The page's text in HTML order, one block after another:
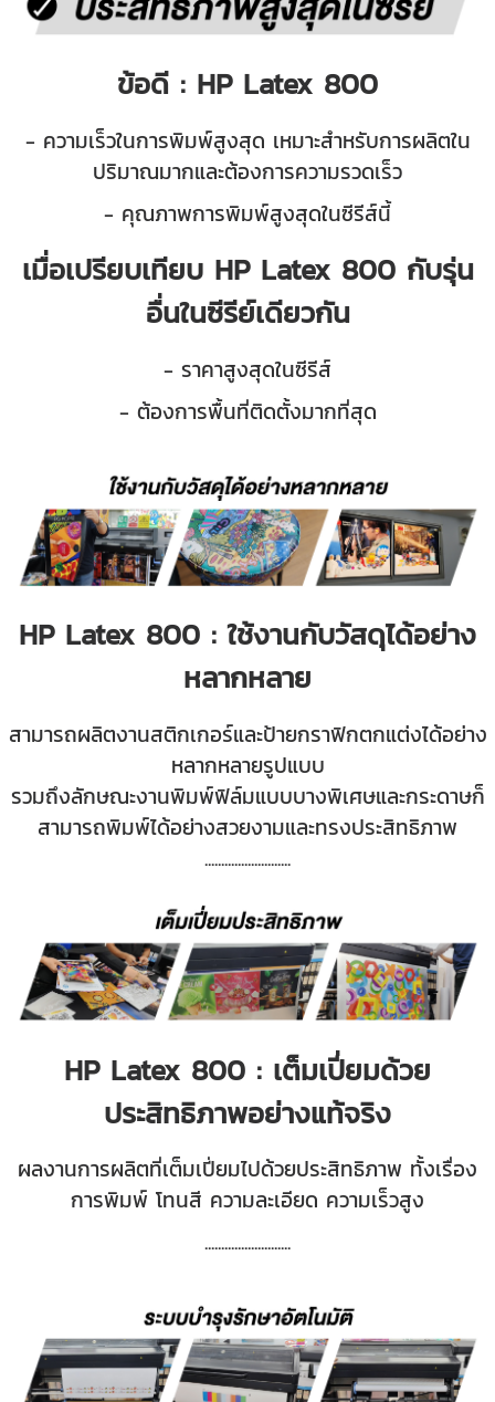
ข้อดี : HP Latex 800
- ความเร็วในการพิมพ์สูงสุด เหมาะสำหรับการผลิตใน
ปริมาณมากและต้องการความรวดเร็ว
- คุณภาพการพิมพ์สูงสุดในซีรีส์นี้
เมื่อเปรียบเทียบ HP Latex 800 กับรุ่น
อื่นในซีรีย์เดียวกัน
- ราคาสูงสุดในซีรีส์
- ต้องการพื้นที่ติดตั้งมากที่สุด
HP Latex 800 : ใช้งานกับวัสดุได้อย่าง
หลากหลาย
สามารถผลิตงานสติกเกอร์และป้ายกราฟิกตกแต่งได้อย่าง
หลากหลายรูปแบบ
รวมถึงลักษณะงานพิมพ์ฟิล์มแบบบางพิเศษและกระดาษก็
สามารถพิมพ์ได้อย่างสวยงามและทรงประสิทธิภาพ
..........................
HP Latex 800 : เต็มเปี่ยมด้วย
ประสิทธิภาพอย่างแท้จริง
ผลงานการผลิตที่เต็มเปี่ยมไปด้วยประสิทธิภาพ ทั้งเรื่อง
การพิมพ์ โทนสี ความละเอียด ความเร็วสูง
..........................